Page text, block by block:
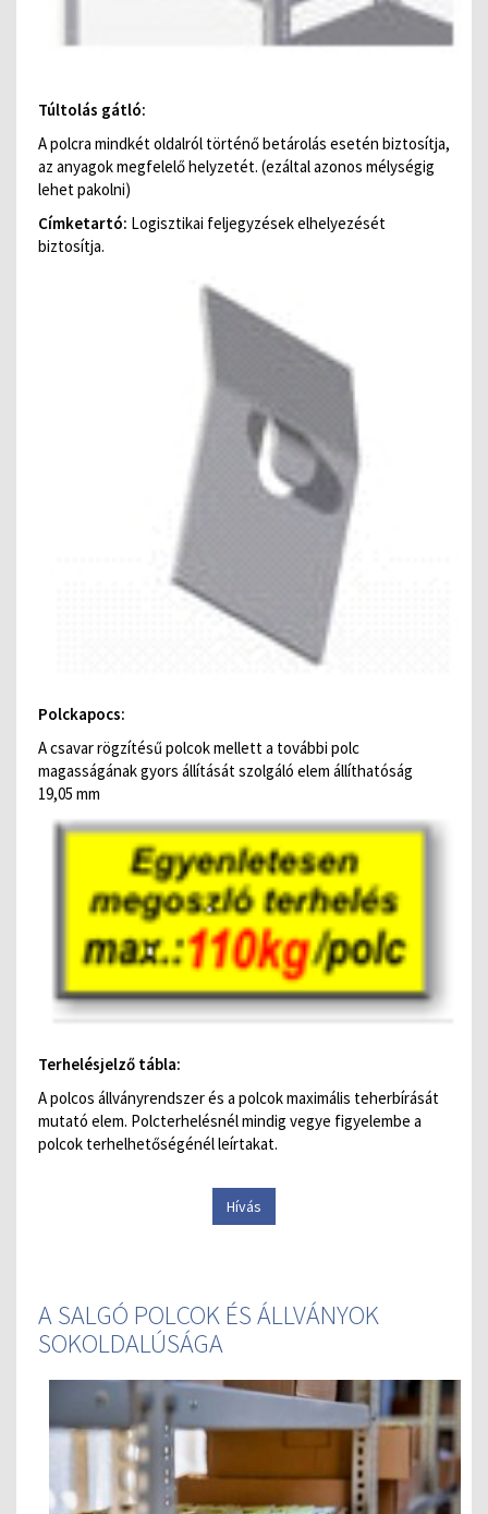
Túltolás gátló:
A polcra mindkét oldalról történő betárolás esetén biztosítja,
az anyagok megfelelő helyzetét. (ezáltal azonos mélységig
lehet pakolni)
Címketartó: Logisztikai feljegyzések elhelyezését
biztosítja.
Polckapocs:
A csavar rögzítésű polcok mellett a további polc
magasságának gyors állítását szolgáló elem állíthatóság
19,05 mm
Terhelésjelző tábla:
A polcos állványrendszer és a polcok maximális teherbírását
mutató elem. Polcterhelésnél mindig vegye figyelembe a
polcok terhelhetőségénél leírtakat.
Hívás
A SALGÓ POLCOK ÉS ÁLLVÁNYOK
SOKOLDALÚSÁGA